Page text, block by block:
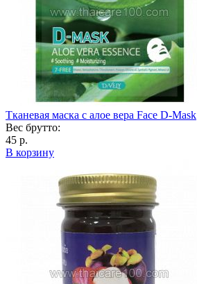
Тканевая маска с алое вера Face D-Mask
Вес брутто:
45 р.
В корзину